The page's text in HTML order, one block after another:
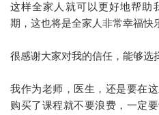
这样全家人就可以更好地帮助
期，这也将是全家人非常幸福快
很感谢大家对我的信任，能够选
我作为老师，医生，还是要在
购买了课程就不要浪费，一定